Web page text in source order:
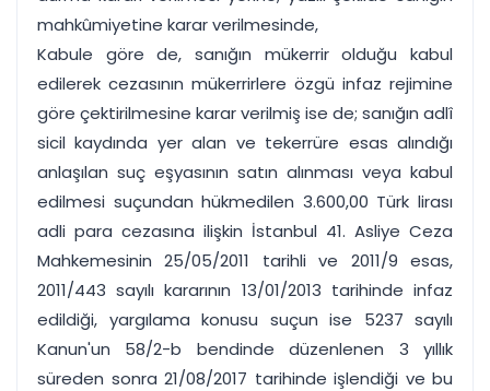
mahkûmiyetine karar verilmesinde,
Kabule göre de, sanığın mükerrir olduğu kabul
edilerek cezasının mükerrirlere özgü infaz rejimine
göre çektirilmesine karar verilmiş ise de; sanığın adlî
sicil kaydında yer alan ve tekerrüre esas alındığı
anlaşılan suç eşyasının satın alınması veya kabul
edilmesi suçundan hükmedilen 3.600,00 Türk lirası
adli para cezasına ilişkin İstanbul 41. Asliye Ceza
Mahkemesinin 25/05/2011 tarihli ve 2011/9 esas,
2011/443 sayılı kararının 13/01/2013 tarihinde infaz
edildiği, yargılama konusu suçun ise 5237 sayılı
Kanun'un 58/2-b bendinde düzenlenen 3 yıllık
süreden sonra 21/08/2017 tarihinde işlendiği ve bu